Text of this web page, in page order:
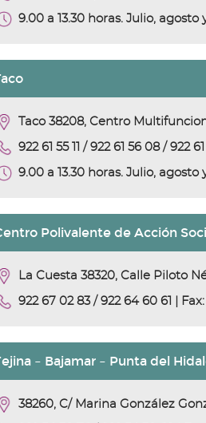
9.00 a 13.30 horas. Julio,
Taco 38208, Centro
922 61 55 11 / 922 61 56 08 / 922
9.00 a 13.30 horas. Julio,
Polivalente de Acción
La Cuesta 38320, Calle Piloto
922 67 02 83 / 922 64 60 61 |
– Bajamar – Punta del
38260, C/ Marina González